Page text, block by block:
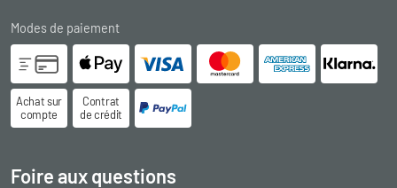
Modes de paiement
Achat sur
compte
Contrat
de crédit
Foire aux questions